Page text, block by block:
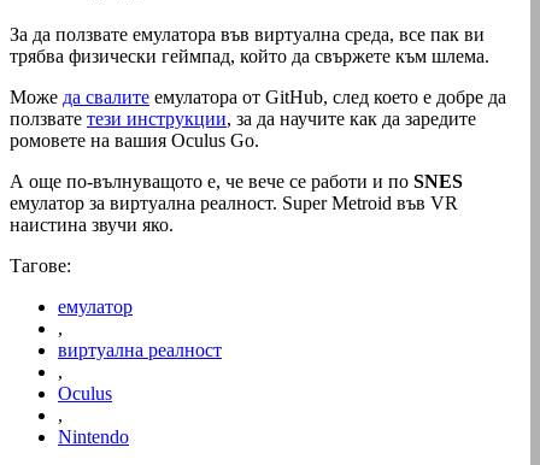
За да ползвате емулатора във виртуална среда, все пак ви
трябва физически геймпад, който да свържете към шлема.
Може да свалите емулатора от GitHub, след което е добре да
ползвате тези инструкции, за да научите как да заредите
ромовете на вашия Oculus Go.
А още по-вълнуващото е, че вече се работи и по SNES
емулатор за виртуална реалност. Super Metroid във VR
наистина звучи яко.
Тагове:
емулатор
,
виртуална реалност
,
Oculus
,
Nintendo